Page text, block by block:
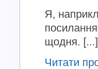
Я,
щодня. [...]
Читати